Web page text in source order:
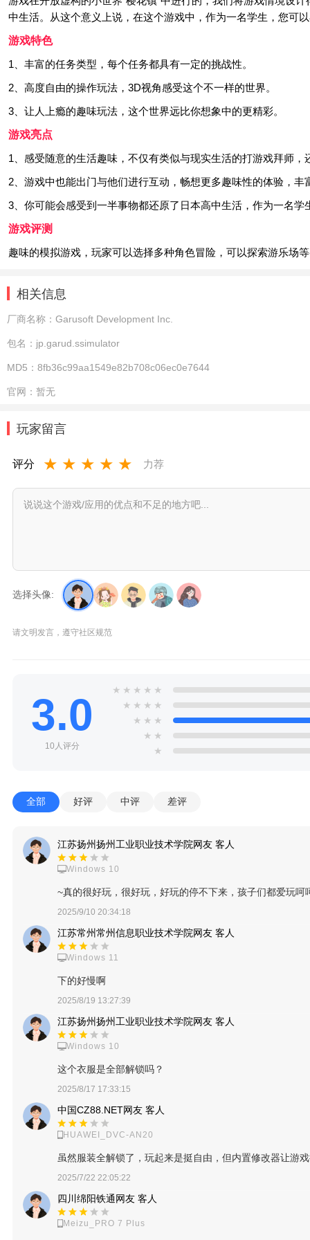
中生活。从这个意义上说，在这个游戏中，作为一名学生，您可
游戏特色
1、丰富的任务类型，每个任务都具有一定的挑战性。
2、高度自由的操作玩法，3D视角感受这个不一样的世界。
3、让人上瘾的趣味玩法，这个世界远比你想象中的更精彩。
游戏亮点
1、感受随意的生活趣味，不仅有类似与现实生活的打游戏拜师，
2、游戏中也能出门与他们进行互动，畅想更多趣味性的体验，丰
3、你可能会感受到一半事物都还原了日本高中生活，作为一名学
游戏评测
趣味的模拟游戏，玩家可以选择多种角色冒险，可以探索游乐场
相关信息
厂商名称： Garusoft Development Inc.
包名： jp.garud.ssimulator
MD5： 8fb36c99aa1549e82b708c06ec0e7644
官网： 暂无
玩家留言
评分 ★ ★ ★ ★ ★ 力荐
选择头像:
请文明发言，遵守社区规范
3.0
10人评分
★ ★ ★ ★ ★
★ ★ ★ ★
★ ★ ★
★ ★
★
全部 好评 中评 差评
江苏扬州扬州工业职业技术学院网友 客人
Windows 10
~真的很好玩，很好玩，好玩的停不下来，孩子们都爱玩呵
2025/9/10 20:34:18
江苏常州常州信息职业技术学院网友 客人
Windows 11
下的好慢啊
2025/8/19 13:27:39
江苏扬州扬州工业职业技术学院网友 客人
Windows 10
这个衣服是全部解锁吗？
2025/8/17 17:33:15
中国CZ88.NET网友 客人
HUAWEI_DVC-AN20
虽然服装全解锁了，玩起来是挺自由，但内置修改器让游
2025/7/22 22:05:22
四川绵阳铁通网友 客人
Meizu_PRO 7 Plus